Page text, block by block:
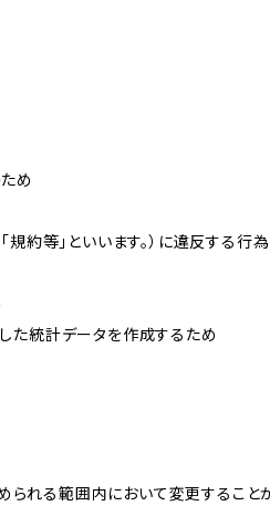
め
規約等」といいます。）に違反する
た統計データを作成するため
られる範囲内において変更するこ